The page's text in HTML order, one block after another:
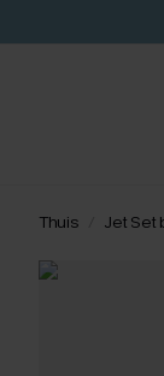
Thuis Jet Set